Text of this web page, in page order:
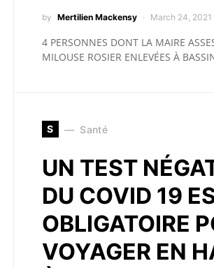
by Mertilien Mackensy March 24, 2021
4 PERSONNES DONT LA MAIRE
MILOUSE ROSIER ENLEVÉES À
S Santé
UN TEST
DU COVID 19
OBLIGATOIRE
VOYAGER EN